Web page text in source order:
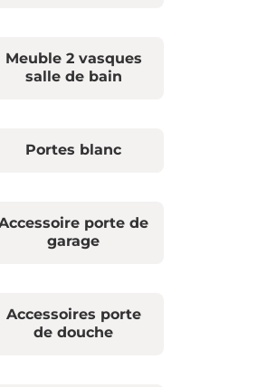
Meuble 2 vasques
salle de bain
Portes blanc
porte de
garage
Accessoires porte
de douche